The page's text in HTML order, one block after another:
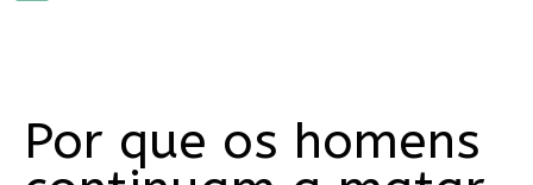
Por que os homens